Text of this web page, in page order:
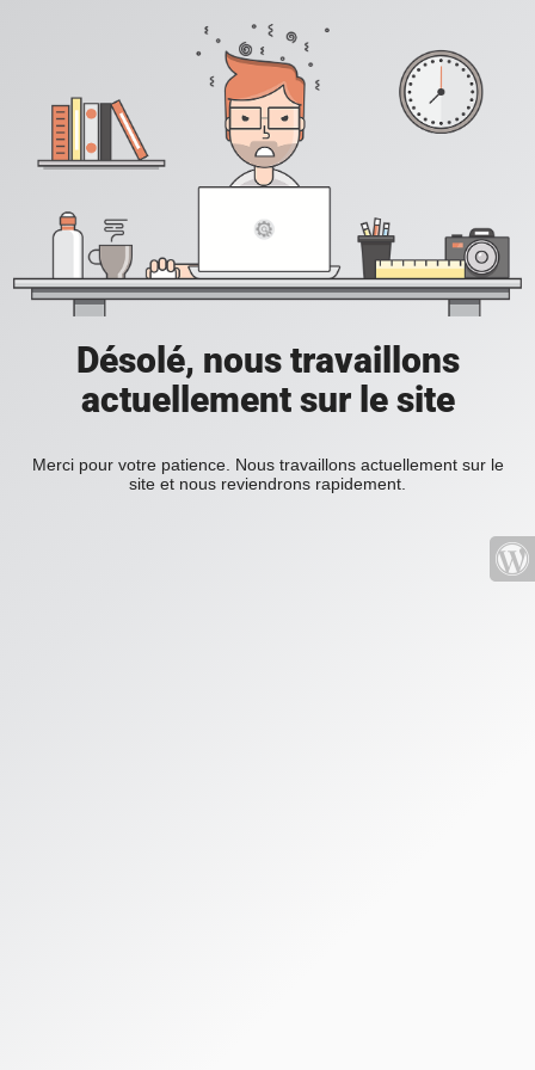
Désolé, nous travaillons
actuellement sur le site
Merci pour votre patience. Nous travaillons actuellement sur le
site et nous reviendrons rapidement.